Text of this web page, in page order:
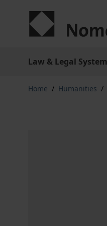
Law & Legal System
Home / Humanities /